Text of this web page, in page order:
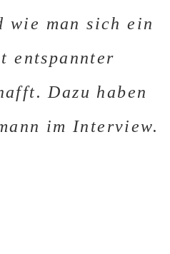
wie man sich ein
entspannter
Dazu haben
im Interview.